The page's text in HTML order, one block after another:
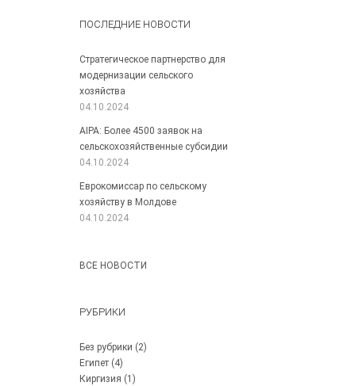
ПОСЛЕДНИЕ НОВОСТИ
Стратегическое партнерство для
модернизации сельского
хозяйства
04.10.2024
AIPA: Более 4500 заявок на
сельскохозяйственные субсидии
04.10.2024
Еврокомиссар по сельскому
хозяйству в Молдове
04.10.2024
ВСЕ НОВОСТИ
РУБРИКИ
Без рубрики (2)
Египет (4)
Киргизия (1)